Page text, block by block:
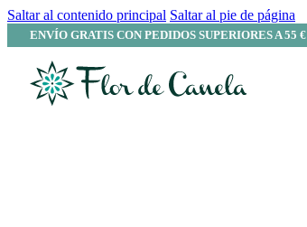
Saltar al contenido principal Saltar al pie de página
ENVÍO GRATIS CON PEDIDOS SUPERIORES A 55 €